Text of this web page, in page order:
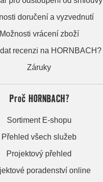
doručení a vyzvednutí
Možnosti vrácení zboží
recenzi na HORNBACH?
Záruky
Proč HORNBACH?
Sortiment E-shopu
Přehled všech služeb
Projektový přehled
poradenství online